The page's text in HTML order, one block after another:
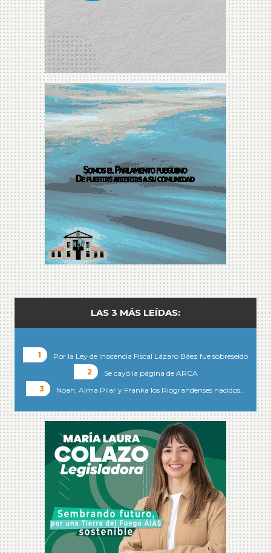
LAS 3 MÁS LEÍDAS:
Por la Ley de Inocencia Fiscal Lázaro Báez fue sobreseído
Se cayó la página de ARCA
Noah, Alma Pilar y Franka los Riograndenses nacidos…